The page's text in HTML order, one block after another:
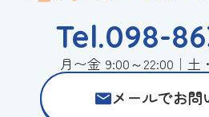
Tel.098-
月〜金 9:00～22:00｜土
メールでお問